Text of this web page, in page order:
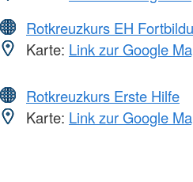
Rotkreuzkurs EH
Karte: Link zur Google
Rotkreuzkurs Erste Hilfe
Karte: Link zur Google